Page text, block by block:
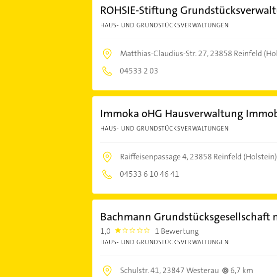
ROHSIE-Stiftung
HAUS- UND GRUNDSTÜCKSVERWALTUNGEN
Matthias-Claudius-Str. 27,23858 Reinfeld
04533 2 03
Immoka oHG Hausverwaltung
HAUS- UND GRUNDSTÜCKSVERWALTUNGEN
Raiffeisenpassage 4,23858 Reinfeld (Holstein)
04533 6 10 46 41
Bachmann Grundstücksgesellschaft
1,0 1.0 1 Bewertung
HAUS- UND GRUNDSTÜCKSVERWALTUNGEN
Schulstr. 41,23847 Westerau 6,7 km